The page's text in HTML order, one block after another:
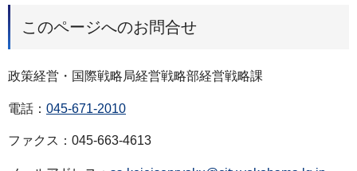
このページへのお問合せ
政策経営・国際戦略局経営戦略部経営戦略課
電話： 045-671-2010
ファクス：045-663-4613